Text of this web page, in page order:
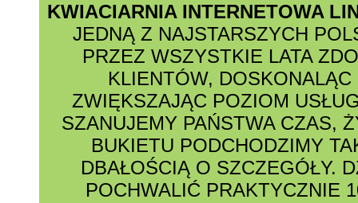
KWIACIARNIA INTERNETOWA
JEDNĄ Z NAJSTARSZYCH
PRZEZ WSZYSTKIE LATA
KLIENTÓW,
ZWIĘKSZAJĄC POZIOM
SZANUJEMY PAŃSTWA CZAS,
BUKIETU PODCHODZIMY
DBAŁOŚCIĄ O SZCZEGÓŁY.
POCHWALIĆ PRAKTYCZNIE